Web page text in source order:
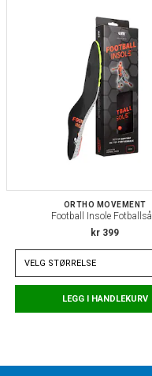
ORTHO MOVEMENT
Football Insole
kr 399
VELG STØRRELSE
LEGG I HANDLEKURV